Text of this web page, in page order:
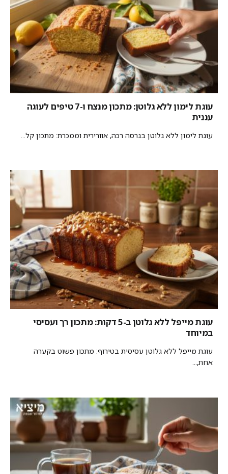
עוגת לימון ללא גלוטן: מתכון מנצח ו-7 טיפים לעוגה
עננית
עוגת לימון ללא גלוטן בגרסה רכה, אוורירית וממכרת: מתכון קל...
עוגת מייפל ללא גלוטן ב-5 דקות: מתכון רך ועסיסי
במיוחד
עוגת מייפל ללא גלוטן עסיסית בטירוף: מתכון פשוט בקערה
אחת,...